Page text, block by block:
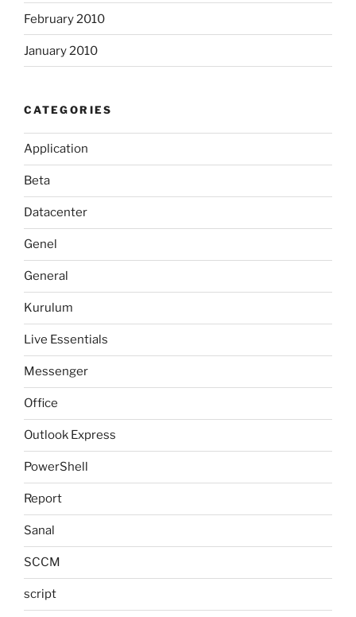
February 2010
January 2010
CATEGORIES
Application
Beta
Datacenter
Genel
General
Kurulum
Live Essentials
Messenger
Office
Outlook Express
PowerShell
Report
Sanal
SCCM
script